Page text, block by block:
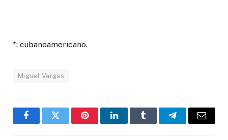
*: cubanoamericano.
Miguel Vargas
FacebookTwitter PinterestLinkedInTumblr TelegramEmail